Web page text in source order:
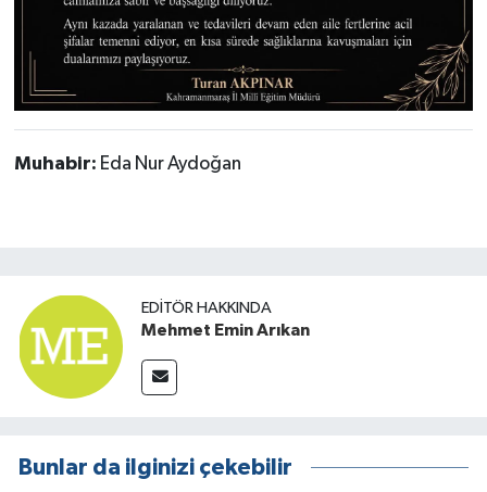
Muhabir: Eda Nur Aydoğan
EDITÖR HAKKINDA
Mehmet Emin Arıkan
Bunlar da ilginizi çekebilir